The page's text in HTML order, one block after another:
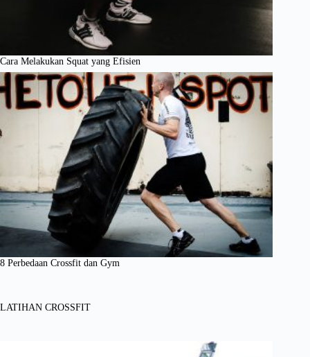
Cara Melakukan Squat yang Efisien
8 Perbedaan Crossfit dan Gym
LATIHAN CROSSFIT